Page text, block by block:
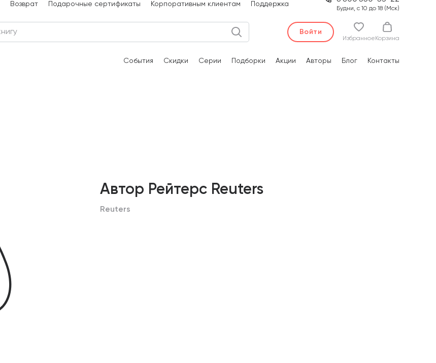
Возврат Подарочные сертификаты Корпоративным клиентам Поддержка
Будни, с 10 до 18 (Мск)
Войти
Избранное Корзина
События Скидки Серии Подборки Акции Авторы Блог Контакты
Автор Рейтерс Reuters
Reuters